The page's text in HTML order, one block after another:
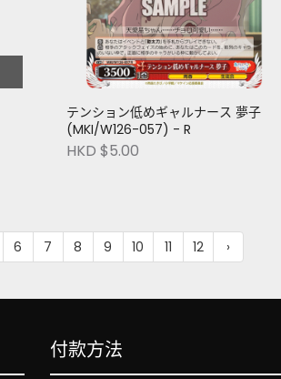
テンション低めギャルナース 夢子
(MKI/W126-057) - R
HKD $5.00
6 7 8 9 10 11 12 ›
付款方法